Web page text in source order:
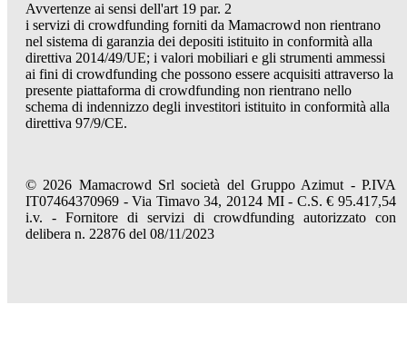
Avvertenze ai sensi dell'art 19 par. 2
i servizi di crowdfunding forniti da Mamacrowd non rientrano
nel sistema di garanzia dei depositi istituito in conformità alla
direttiva 2014/49/UE; i valori mobiliari e gli strumenti ammessi
ai fini di crowdfunding che possono essere acquisiti attraverso la
presente piattaforma di crowdfunding non rientrano nello
schema di indennizzo degli investitori istituito in conformità alla
direttiva 97/9/CE.
© 2026 Mamacrowd Srl società del Gruppo Azimut - P.IVA
IT07464370969 - Via Timavo 34, 20124 MI - C.S. € 95.417,54
i.v. - Fornitore di servizi di crowdfunding autorizzato con
delibera n. 22876 del 08/11/2023